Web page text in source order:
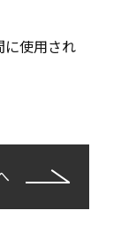
に使用され